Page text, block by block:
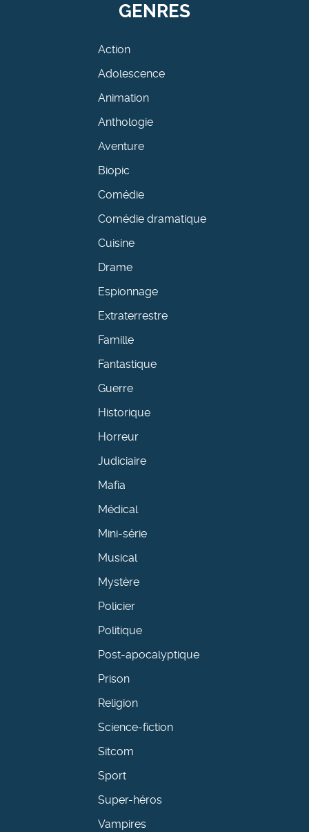
GENRES
Action
Adolescence
Animation
Anthologie
Aventure
Biopic
Comédie
Comédie dramatique
Cuisine
Drame
Espionnage
Extraterrestre
Famille
Fantastique
Guerre
Historique
Horreur
Judiciaire
Mafia
Médical
Mini-série
Musical
Mystère
Policier
Politique
Post-apocalyptique
Prison
Religion
Science-fiction
Sitcom
Sport
Super-héros
Vampires